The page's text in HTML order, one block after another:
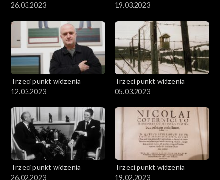
26.03.2023
19.03.2023
Trzeci punkt widzenia
12.03.2023
Trzeci punkt widzenia
05.03.2023
Trzeci punkt widzenia
26.02.2023
Trzeci punkt widzenia
19.02.2023